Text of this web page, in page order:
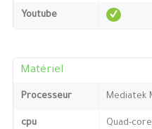
Youtube
Matériel
Processeur Mediatek
cpu Quad-